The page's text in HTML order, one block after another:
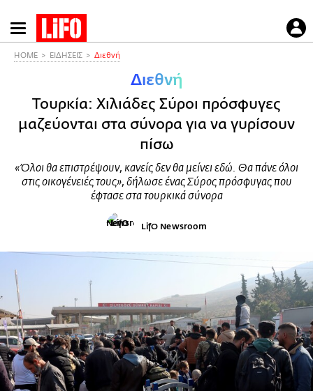
Παράκαμψη
προς
HOME ΕΙΔΗΣΕΙΣ Διεθνή
Διεθνή
Τουρκία: Χιλιάδες Σύροι πρόσφυγες
μαζεύονται στα σύνορα για να γυρίσουν
πίσω
«Όλοι θα επιστρέψουν, κανείς δεν θα μείνει εδώ. Θα πάνε όλοι
στις οικογένειές τους», δήλωσε ένας Σύρος πρόσφυγας που
έφτασε στα τουρκικά σύνορα
LifO Newsroom